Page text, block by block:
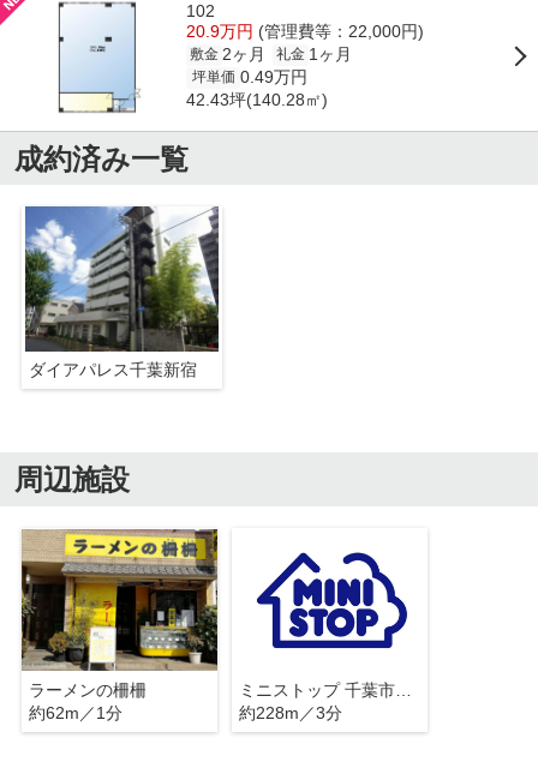
102
20.9万円 (管理費等：22,000円)
敷金 2ヶ月 礼金 1ヶ月
坪単価 0.49万円
42.43坪(140.28㎡)
成約済み一覧
ダイアパレス千葉新宿
周辺施設
ラーメンの柵柵
約62m／1分
ミニストップ 千葉市神明町店
約228m／3分